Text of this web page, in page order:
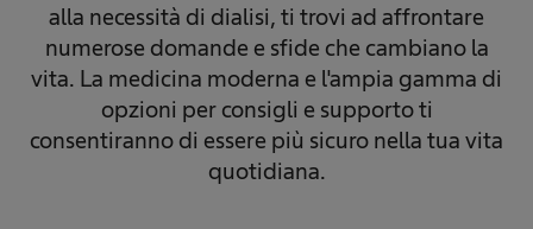
alla necessità di dialisi, ti trovi ad affrontare
numerose domande e sfide che cambiano la
vita. La medicina moderna e l'ampia gamma di
opzioni per consigli e supporto ti
consentiranno di essere più sicuro nella tua vita
quotidiana.